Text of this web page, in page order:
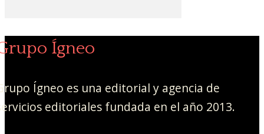
Ígneo
Ígneo es una editorial y agencia de
editoriales fundada en el año 2013.